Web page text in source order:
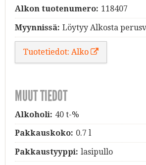
Alkon tuotenumero: 118407
Myynnissä: Löytyy Alkosta
Tuotetiedot: Alko
MUUT TIEDOT
Alkoholi: 40 t-%
Pakkauskoko: 0.7 l
Pakkaustyyppi: lasipullo